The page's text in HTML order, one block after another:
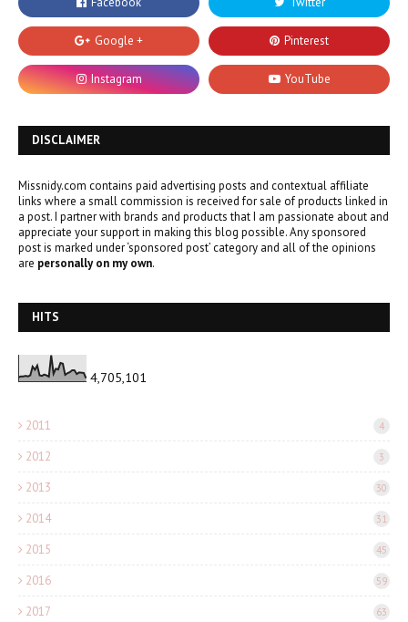
DISCLAIMER
Missnidy.com contains paid advertising posts and contextual affiliate
links where a small commission is received for sale of products linked in
a post. I partner with brands and products that I am passionate about and
appreciate your support in making this blog possible. Any sponsored
post is marked under ‘sponsored post’ category and all of the opinions
are personally on my own.
HITS
4,705,101
2011 4
2012 3
2013 30
2014 31
2015 45
2016 59
2017 63